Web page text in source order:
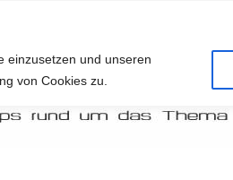
einzusetzen und unseren
von Cookies zu.